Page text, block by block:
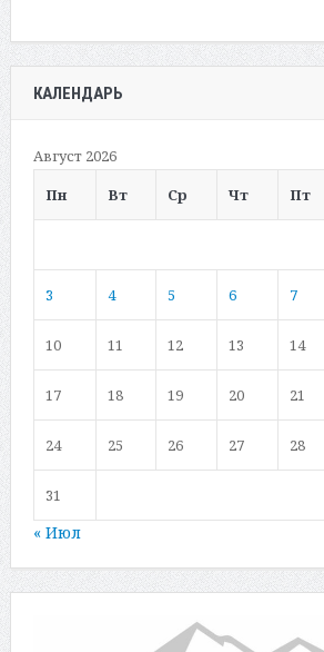
КАЛЕНДАРЬ
Август 2026
Пн
Вт Ср Чт Пт
3 4 5 6 7
10 11 12 13 14
17 18 19 20 21
24 25 26 27 28
31
« Июл